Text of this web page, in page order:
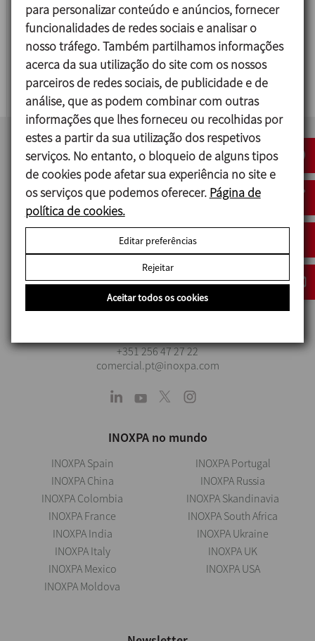
MFL
FERMENTADOR DE LEITE
IMPROVED SOLUTIONS PORTUGAL
Av. da Indústria, n.º 309 Rossio 3730-600
+351 256 47 27 22
comercial.pt@inoxpa.com
INOXPA no mundo
INOXPA Spain
INOXPA China
INOXPA Colombia
INOXPA France
INOXPA India
INOXPA Italy
INOXPA Mexico
INOXPA Moldova
INOXPA Portugal
INOXPA Russia
INOXPA Skandinavia
INOXPA South Africa
INOXPA Ukraine
INOXPA UK
INOXPA USA
para personalizar conteúdo e anúncios, fornecer
funcionalidades de redes sociais e analisar o
nosso tráfego. Também partilhamos informações
acerca da sua utilização do site com os nossos
parceiros de redes sociais, de publicidade e de
análise, que as podem combinar com outras
informações que lhes forneceu ou recolhidas por
estes a partir da sua utilização dos respetivos
serviços. No entanto, o bloqueio de alguns tipos
de cookies pode afetar sua experiência no site e
os serviços que podemos oferecer. Página de
política de cookies.
Editar preferências
Rejeitar
Aceitar todos os cookies